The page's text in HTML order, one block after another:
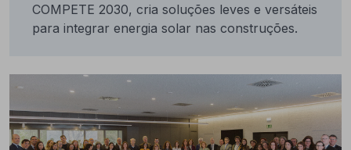
COMPETE 2030, cria soluções leves e versáteis
para integrar energia solar nas construções.